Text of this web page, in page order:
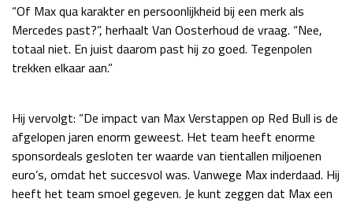
“Of Max qua karakter en persoonlijkheid bij een merk als
Mercedes past?”, herhaalt Van Oosterhoud de vraag. “Nee,
totaal niet. En juist daarom past hij zo goed. Tegenpolen
trekken elkaar aan.”
Hij vervolgt: “De impact van Max Verstappen op Red Bull is de
afgelopen jaren enorm geweest. Het team heeft enorme
sponsordeals gesloten ter waarde van tientallen miljoenen
euro’s, omdat het succesvol was. Vanwege Max inderdaad. Hij
heeft het team smoel gegeven. Je kunt zeggen dat Max een